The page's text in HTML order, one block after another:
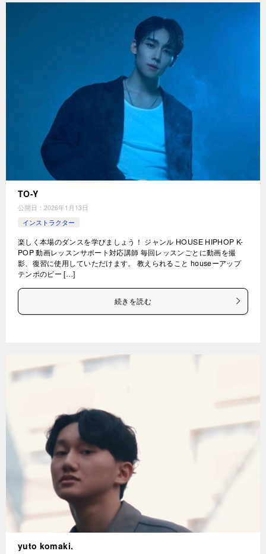
TO-Y
公開日： 2026年1月13日
インストラクター
楽しく本場のダンスを学びましょう！ ジャンル HOUSE HIPHOP K-
POP 動画レッスンサポート対応講師 毎回レッスンごとに動画を撮
影、復習に使用していただけます。 教えられること houseーアップ
テンポのビー […]
続きを読む
yuto komaki.